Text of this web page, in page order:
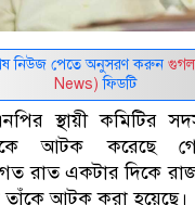
নিউজ পেতে অনুসরণ করুন
News) ফিডটি
স্থায়ী কমিটির
আটক করেছে
রাত একটার দিকে
তাঁকে আটক করা হয়েছে।